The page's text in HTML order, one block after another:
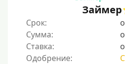
По ИНН
По загранпаспорту
По военному билету
Займер
Срок:
Сумма:
Ставка:
Одобрение: